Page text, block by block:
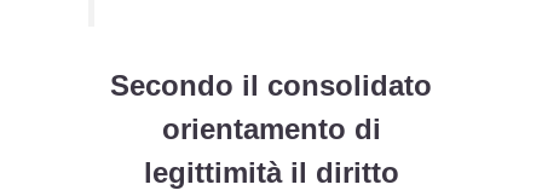
Secondo il consolidato
orientamento di
legittimità il diritto